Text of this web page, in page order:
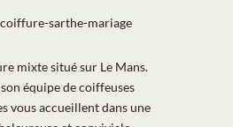
mixte situé sur Le Mans.
équipe de coiffeuses
vous accueillent dans une